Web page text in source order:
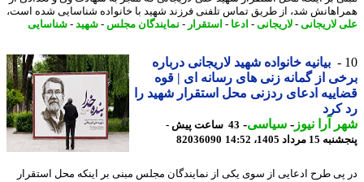
شد، از طریق تماس تلفنی فرزند شهید با خانواده شناسایی شده است،
لاریجانی-لاریجانی-ادعا -استقرار- نمایندگان مجلس-شهید-شناسایی
بیانیه خانواده شهید لاریجانی درباره
از گمانه زنی های رسانه ای | قوه
ادعای ردزنی محل استقرار شهید را
کرد
آرا نیوز-سیاسی-
43 ساعت پیش -
1405، 14:52
82036090
طرح ادعایی از سوی یکی از نمایندگان مجلس مبنی بر اینکه محل استقرار